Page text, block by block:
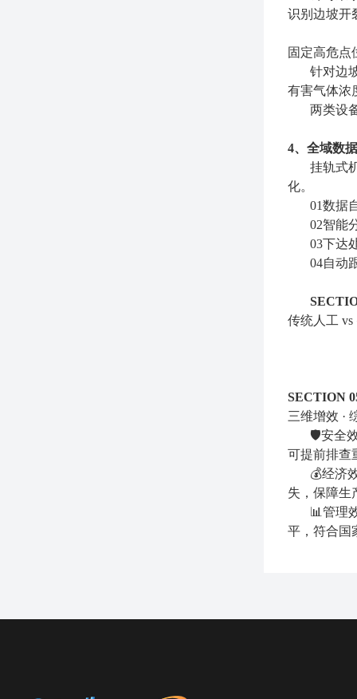
识别边坡开
固定高危点
针对边
有害气体浓
两类设
4、全域数
挂轨式
化。
01数据
02智能
03下达
04自动
传统人工 vs
SECTION
三维增效 ·
🛡️安全
可提前排查
💰经济
失，保障生
📊管理
平，符合国